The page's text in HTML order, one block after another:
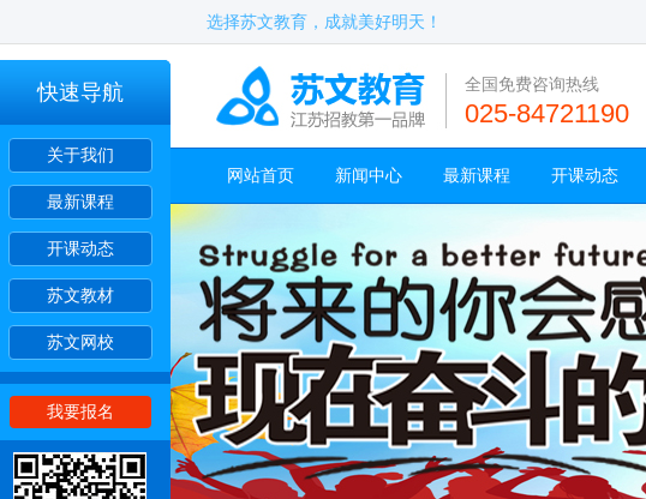
快速导航
关于我们
最新课程
开课动态
苏文教材
苏文网校
我要报名
选择苏文教育，成就美好明天！
全国免费咨询热线
025-84721190
网站首页 新闻中心 最新课程 开课动态